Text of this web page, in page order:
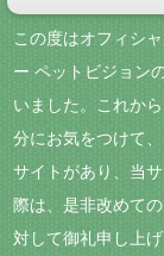
この度はオフィシ
ー ペットビジョン
いました。これか
分にお気をつけて
サイトがあり、当
際は、是非改めて
対して御礼申し上げ